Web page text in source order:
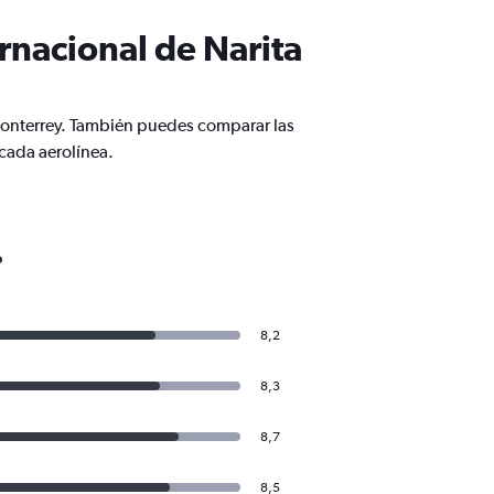
de Narita
También puedes comparar las
aerolínea.
8,2
8,3
8,7
8,5